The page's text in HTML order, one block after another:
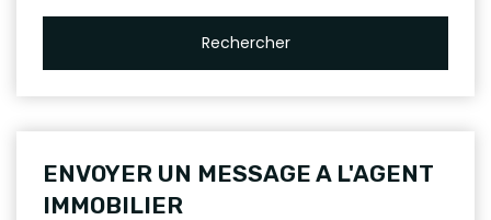
Rechercher
ENVOYER UN MESSAGE A L'AGENT
IMMOBILIER